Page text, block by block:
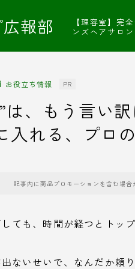
報部
【理容室】完
ンズヘアサロン
お役立ち情報 PR
、もう言い
入れる、プロ
記事内に商品プロモーションを含む場合
ても、時間が経つとトッ
ないせいで、なんだか頼